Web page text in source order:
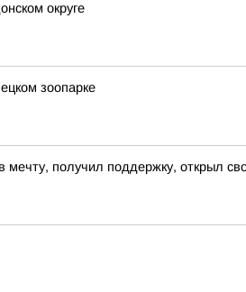
округе
зоопарке
мечту, получил поддержку, открыл